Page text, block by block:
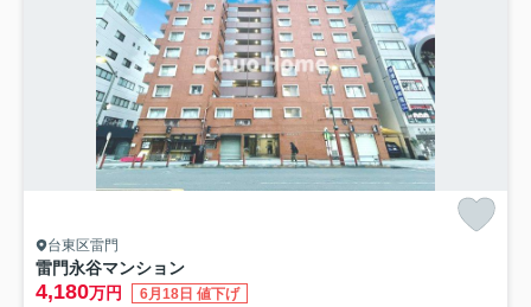
台東区雷門
雷門永谷マンション
4,180万円 6月18日 値下げ